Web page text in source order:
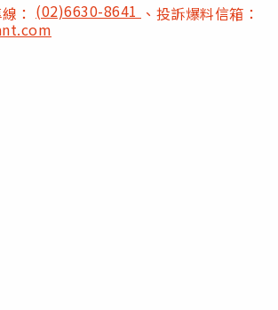
： (02)6630-8641 、投訴爆料信箱：